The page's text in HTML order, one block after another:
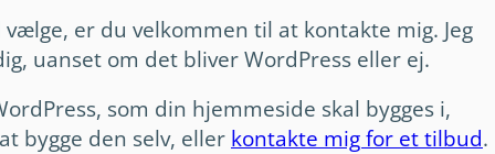
er du velkommen til at kontakte mig. Jeg
uanset om det bliver WordPress eller ej.
som din hjemmeside skal bygges i,
bygge den selv, eller kontakte mig for et tilbud.